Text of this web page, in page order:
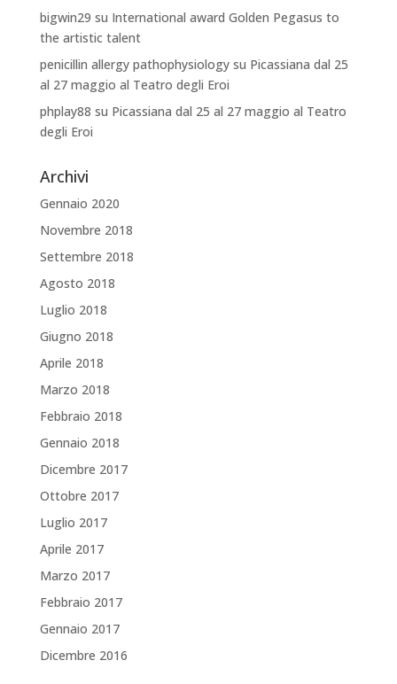
bigwin29 su International award Golden Pegasus to
the artistic talent
penicillin allergy pathophysiologysu Picassiana dal 25
al 27 maggio al Teatro degli Eroi
phplay88 su Picassiana dal 25 al 27 maggio al Teatro
degli Eroi
Archivi
Gennaio 2020
Novembre 2018
Settembre 2018
Agosto 2018
Luglio 2018
Giugno 2018
Aprile 2018
Marzo 2018
Febbraio 2018
Gennaio 2018
Dicembre 2017
Ottobre 2017
Luglio 2017
Aprile 2017
Marzo 2017
Febbraio 2017
Gennaio 2017
Dicembre 2016